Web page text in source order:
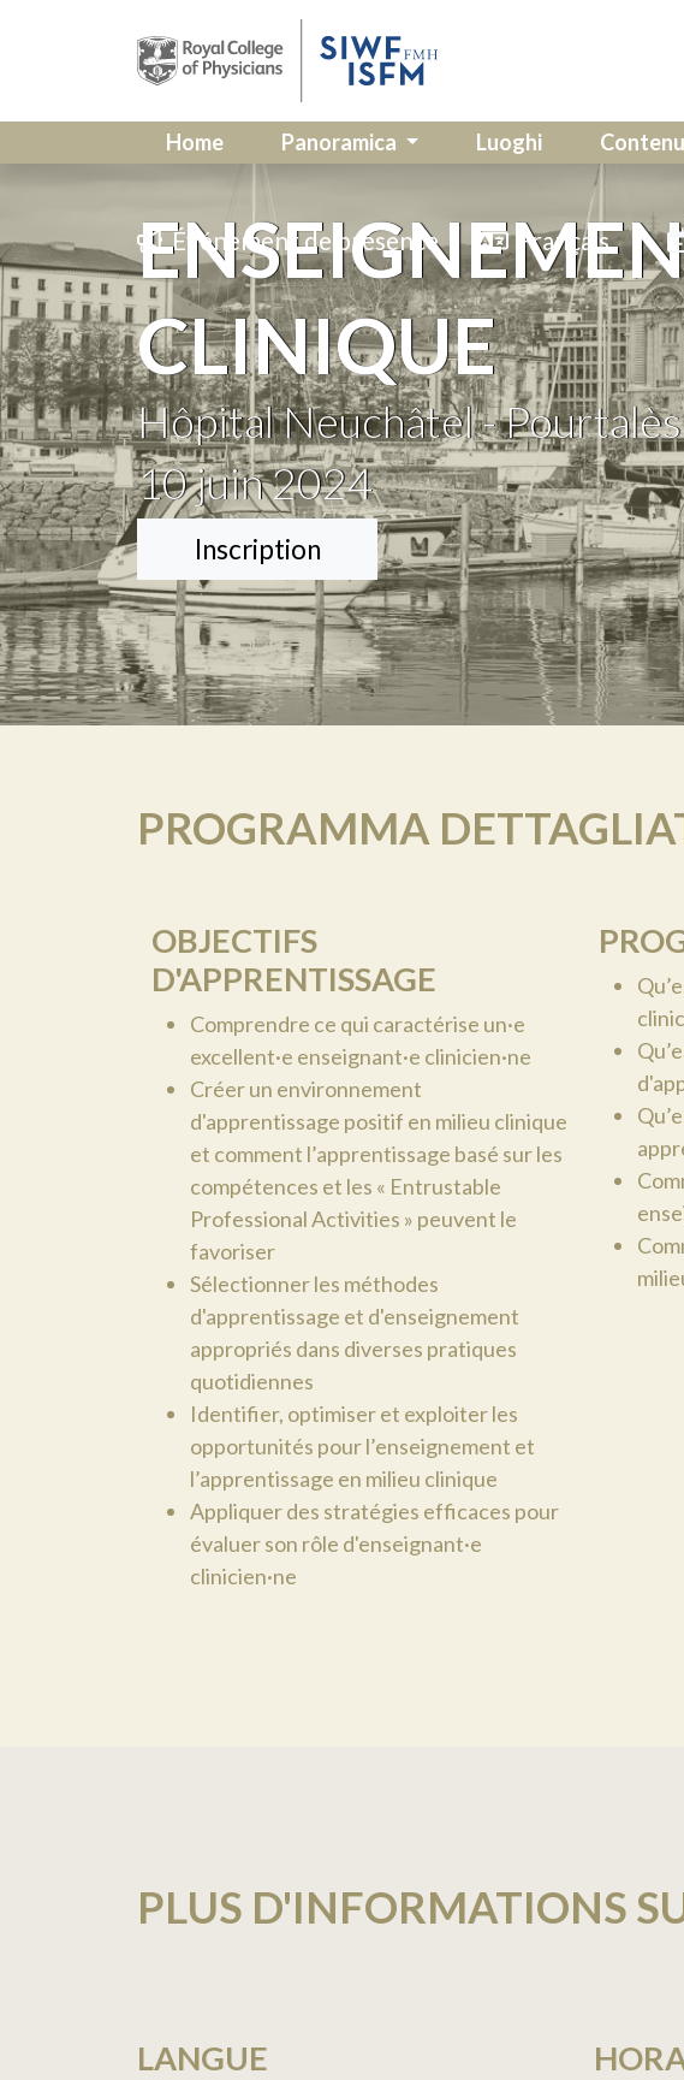
Home Panoramica Luoghi
Événement de présence Français
CLINIQUE
Hôpital Neuchâtel - Pourtalès
10juin 2024
Inscription
PROGRAMMA
OBJECTIFS
D'APPRENTISSAGE
Comprendre ce qui caractérise un·e
excellent·e enseignant·e clinicien·ne
Créer un environnement
d'apprentissage positif en milieu clinique
et comment l’apprentissage basé sur les
compétences et les « Entrustable
Professional Activities » peuvent le
favoriser
Sélectionner les méthodes
d'apprentissage et d'enseignement
appropriés dans diverses pratiques
quotidiennes
Identifier, optimiser et exploiter les
opportunités pour l’enseignement et
l’apprentissage en milieu clinique
Appliquer des stratégies efficaces pour
évaluer son rôle d'enseignant·e
clinicien·ne
PLUS D'INFORMATIONS
LANGUE